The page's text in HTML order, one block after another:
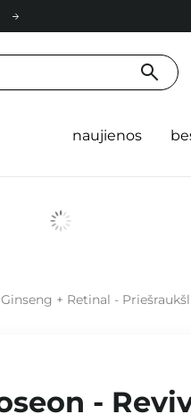
naujienos
+ Retinal -
-